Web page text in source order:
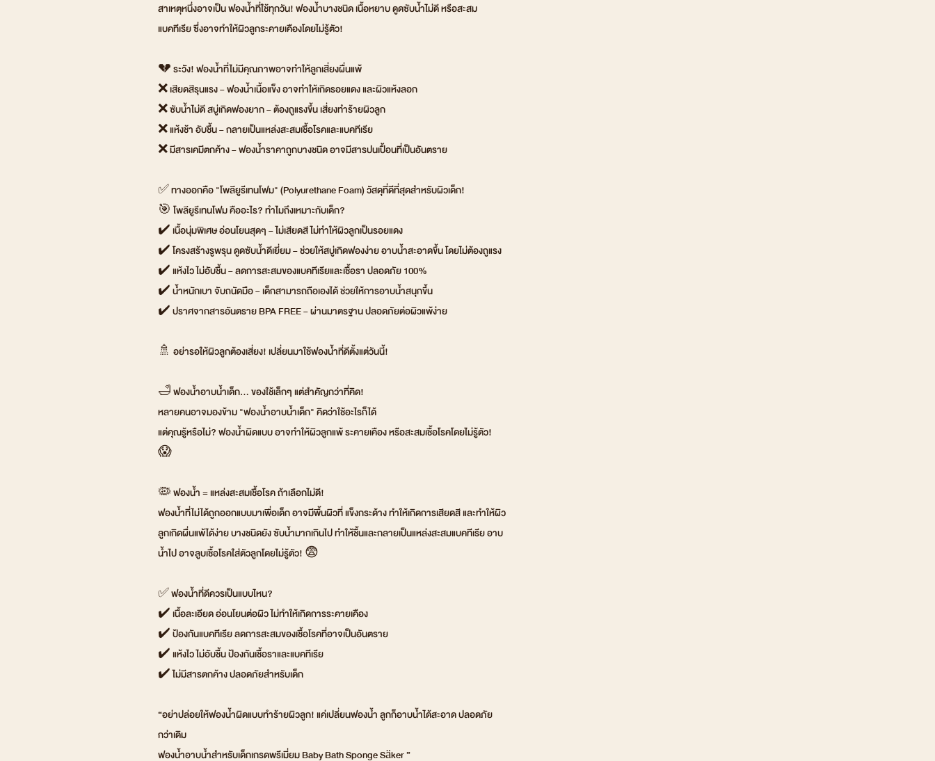
สาเหตุหนึ่งอาจเป็น ฟองน้ำที่ใช้ทุกวัน! ฟองน้ำบางชนิด เนื้อหยาบ ดูดซับน้ำไม่ดี หรือสะสม
แบคทีเรีย ซึ่งอาจทำให้ผิวลูกระคายเคืองโดยไม่รู้ตัว!
💔 ระวัง! ฟองน้ำที่ไม่มีคุณภาพอาจทำให้ลูกเสี่ยงผื่นแพ้
❌ เสียดสีรุนแรง – ฟองน้ำเนื้อแข็ง อาจทำให้เกิดรอยแดง และผิวแห้งลอก
❌ ซับน้ำไม่ดี สบู่เกิดฟองยาก – ต้องถูแรงขึ้น เสี่ยงทำร้ายผิวลูก
❌ แห้งช้า อับชื้น – กลายเป็นแหล่งสะสมเชื้อโรคและแบคทีเรีย
❌ มีสารเคมีตกค้าง – ฟองน้ำราคาถูกบางชนิด อาจมีสารปนเปื้อนที่เป็นอันตราย
✅ ทางออกคือ "โพลียูรีเทนโฟม" (Polyurethane Foam) วัสดุที่ดีที่สุดสำหรับผิวเด็ก!
🎯 โพลียูรีเทนโฟม คืออะไร? ทำไมถึงเหมาะกับเด็ก?
✔️ เนื้อนุ่มพิเศษ อ่อนโยนสุดๆ – ไม่เสียดสี ไม่ทำให้ผิวลูกเป็นรอยแดง
✔️ โครงสร้างรูพรุน ดูดซับน้ำดีเยี่ยม – ช่วยให้สบู่เกิดฟองง่าย อาบน้ำสะอาดขึ้น โดยไม่ต้องถูแรง
✔️ แห้งไว ไม่อับชื้น – ลดการสะสมของแบคทีเรียและเชื้อรา ปลอดภัย 100%
✔️ น้ำหนักเบา จับถนัดมือ – เด็กสามารถถือเองได้ ช่วยให้การอาบน้ำสนุกขึ้น
✔️ ปราศจากสารอันตราย BPA FREE – ผ่านมาตรฐาน ปลอดภัยต่อผิวแพ้ง่าย
🚿 อย่ารอให้ผิวลูกต้องเสี่ยง! เปลี่ยนมาใช้ฟองน้ำที่ดีตั้งแต่วันนี้!
🛁 ฟองน้ำอาบน้ำเด็ก… ของใช้เล็กๆ แต่สำคัญกว่าที่คิด!
หลายคนอาจมองข้าม "ฟองน้ำอาบน้ำเด็ก" คิดว่าใช้อะไรก็ได้
แต่คุณรู้หรือไม่? ฟองน้ำผิดแบบ อาจทำให้ผิวลูกแพ้ ระคายเคือง หรือสะสมเชื้อโรคโดยไม่รู้ตัว!
😱
🦠 ฟองน้ำ = แหล่งสะสมเชื้อโรค ถ้าเลือกไม่ดี!
ฟองน้ำที่ไม่ได้ถูกออกแบบมาเพื่อเด็ก อาจมีพื้นผิวที่ แข็งกระด้าง ทำให้เกิดการเสียดสี และทำให้ผิว
ลูกเกิดผื่นแพ้ได้ง่าย บางชนิดยัง ซับน้ำมากเกินไป ทำให้ชื้นและกลายเป็นแหล่งสะสมแบคทีเรีย อาบ
น้ำไป อาจลูบเชื้อโรคใส่ตัวลูกโดยไม่รู้ตัว! 😨
✅ ฟองน้ำที่ดีควรเป็นแบบไหน?
✔️ เนื้อละเอียด อ่อนโยนต่อผิว ไม่ทำให้เกิดการระคายเคือง
✔️ ป้องกันแบคทีเรีย ลดการสะสมของเชื้อโรคที่อาจเป็นอันตราย
✔️ แห้งไว ไม่อับชื้น ป้องกันเชื้อราและแบคทีเรีย
✔️ ไม่มีสารตกค้าง ปลอดภัยสำหรับเด็ก
“อย่าปล่อยให้ฟองน้ำผิดแบบทำร้ายผิวลูก! แค่เปลี่ยนฟองน้ำ ลูกก็อาบน้ำได้สะอาด ปลอดภัย
กว่าเดิม
ฟองน้ำอาบน้ำสำหรับเด็กเกรดพรีเมี่ยม Baby Bath Sponge Säker ”